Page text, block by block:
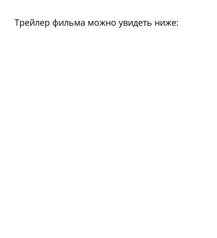
Трейлер фильма можно увидеть ниже: